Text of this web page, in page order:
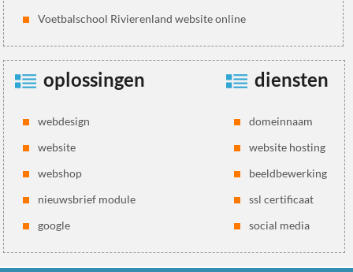
Voetbalschool Rivierenland website online
oplossingen
webdesign
website
webshop
nieuwsbrief module
google
diensten
domeinnaam
website hosting
beeldbewerking
ssl certificaat
social media